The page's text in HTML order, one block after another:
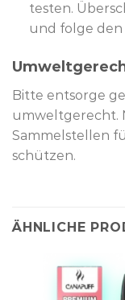
testen.
und folge den
Bitte entsorge
umweltgerecht.
Sammelstellen
schützen.
ÄHNLICHE